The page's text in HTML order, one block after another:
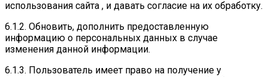
использования сайта , и давать согласие на их обработку.
6.1.2. Обновить, дополнить предоставленную
информацию о персональных данных в случае
изменения данной информации.
6.1.3. Пользователь имеет право на получение у